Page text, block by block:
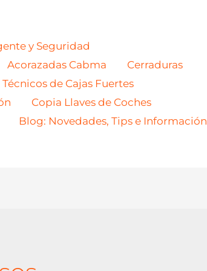
y Seguridad
Acorazadas Cabma
Cerraduras
Técnicos de Cajas Fuertes
Copia Llaves de Coches
Blog: Novedades, Tips e Información